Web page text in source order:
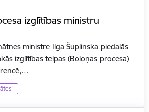
izglītības ministru
ministre Ilga Šuplinska piedalās
izglītības telpas (Boloņas procesa)